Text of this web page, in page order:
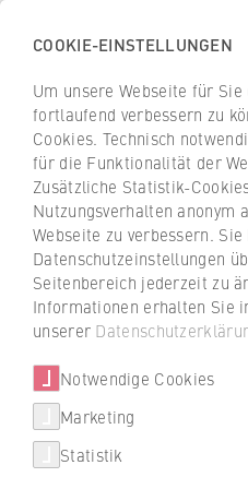
Z
u
ü
k
u
S
a
H
c
h
s
c
h
u
l
e
f
r
W
i
r
Z
u
r
ü
c
k
z
u
r
t
a
t
Veranstaltungen
Neuigkeiten
Networking-Veranstaltung
VBKI Matching
Der VBKI lädt in
Bürgschaftsbank
Wirtschaftsrat des 1.
Hochschule für
herzlich zu einem
Sommerabend ein.
COOKIE-EINSTELLUNGEN
Um unsere Webseite für
fortlaufend verbessern zu
Cookies. Technisch
für die Funktionalität der
Zusätzliche Statistik-
Nutzungsverhalten anonym
Webseite zu verbessern.
Datenschutzeinstellungen
Seitenbereich jederzeit zu
Informationen erhalten Sie
unserer
Notwendige Cookies
Marketing
Statistik